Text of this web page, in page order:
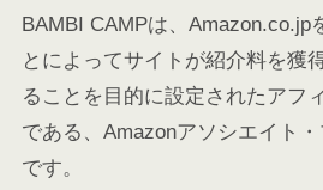
BAMBI CAMPは、Amazon.co.jp
とによってサイトが紹介料を獲
ることを目的に設定されたアフ
である、Amazonアソシエイト
です。